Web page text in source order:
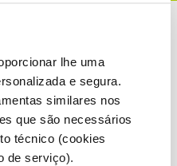
lhe uma
e segura.
similares nos
que são necessários
técnico (cookies
de serviço).
Accessibility statement